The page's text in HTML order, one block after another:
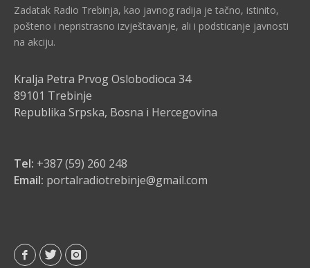
Zadatak Radio Trebinja, kao javnog radija je tačno, istinito,
pošteno i nepristrasno izvještavanje, ali i podsticanje javnosti
na akciju.
Kralja Petra Prvog Oslobodioca 34
89101 Trebinje
Republika Srpska, Bosna i Hercegovina
Tel: +387 (59) 260 248
Email: portalradiotrebinje@gmail.com